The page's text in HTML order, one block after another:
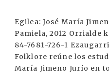
Egilea: José María
Pamiela, 2012 Orrialde
84-7681-726-1
Folklore reúne los
María Jimeno Jurío en